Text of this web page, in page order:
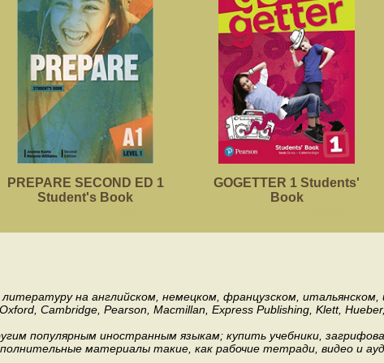
PREPARE SECOND ED 1
Student's Book
GOGETTER 1 Students'
Book
на английском, немецком, французском, итальянском,
Cambridge, Pearson, Macmillan, Express Publishing, Klett,
популярным иностранным языкам; купить учебники,
материалы такие, как рабочие тетради, видео и